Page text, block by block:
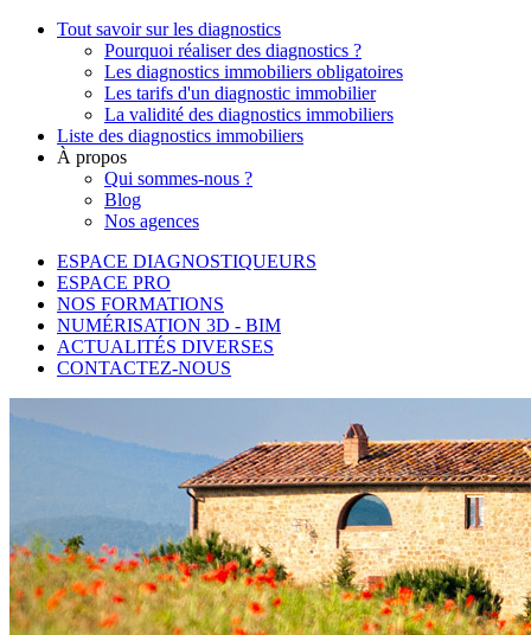
Tout savoir sur les diagnostics
Pourquoi réaliser des diagnostics ?
Les diagnostics immobiliers obligatoires
Les tarifs d'un diagnostic immobilier
La validité des diagnostics immobiliers
Liste des diagnostics immobiliers
À propos
Qui sommes-nous ?
Blog
Nos agences
ESPACE DIAGNOSTIQUEURS
ESPACE PRO
NOS FORMATIONS
NUMÉRISATION 3D - BIM
ACTUALITÉS DIVERSES
CONTACTEZ-NOUS